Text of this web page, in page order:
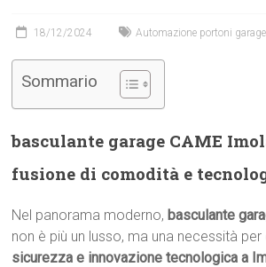
18/12/2024 Automazione portoni
Sommario
basculante garage CAME
fusione di comodità e
Nel panorama moderno, basculante
non è più un lusso, ma una necessità
sicurezza e innovazione tecnologica a